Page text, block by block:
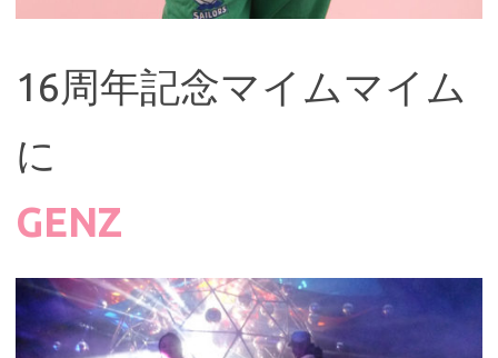
16周年記念マイムマイム
に
GENZ